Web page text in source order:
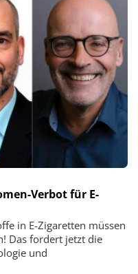
Verbot für E-
in E-Zigaretten müssen
Das fordert jetzt die
und